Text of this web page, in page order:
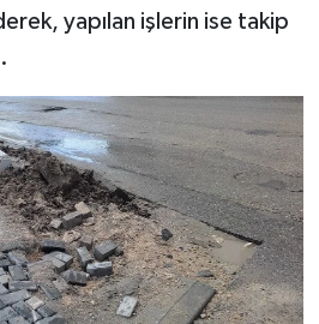
yapılan işlerin ise takip